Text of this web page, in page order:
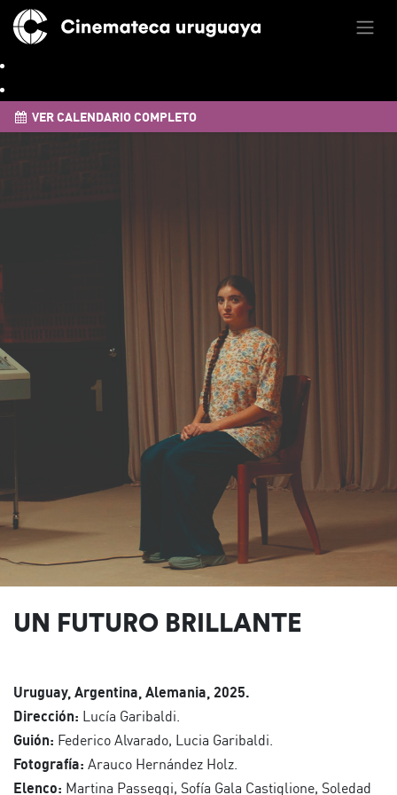
VER CALENDARIO COMPLETO
UN FUTURO BRILLANTE
Uruguay, Argentina, Alemania, 2025.
Dirección: Lucía Garibaldi.
Guión: Federico Alvarado, Lucia Garibaldi.
Fotografía: Arauco Hernández Holz.
Elenco: Martina Passeggi, Sofía Gala Castiglione, Soledad